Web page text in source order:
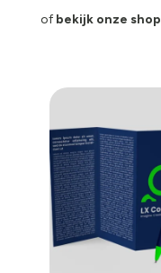
ofbekijk onze shop